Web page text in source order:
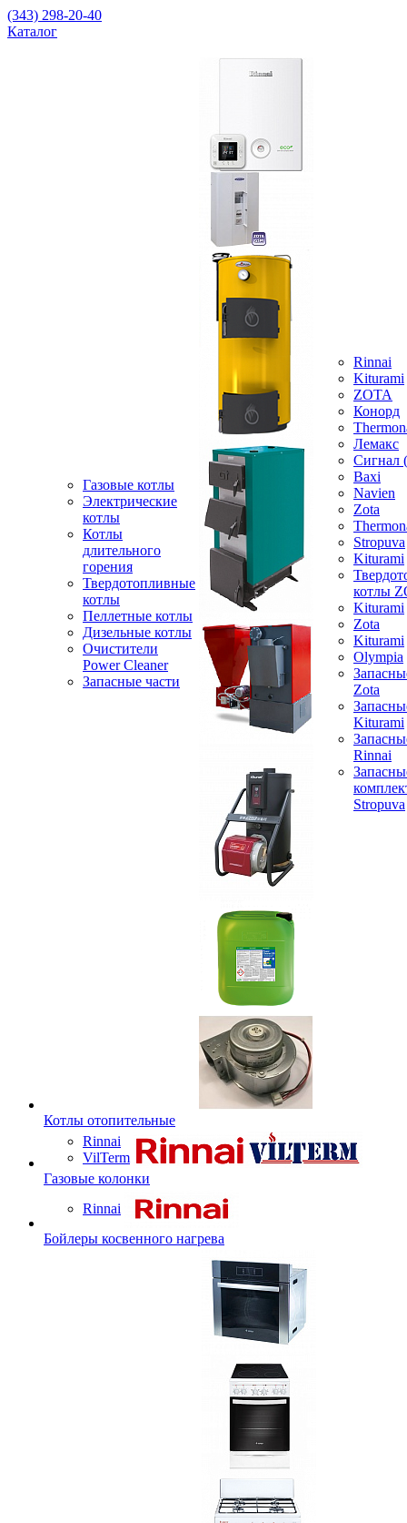
(343) 298-20-40
Каталог
Газовые котлы
Электрические
котлы
Котлы
длительного
горения
Твердотопливные
котлы
Пеллетные котлы
Дизельные котлы
Очистители
Power Cleaner
Запасные части
Rinnai
Kiturami
ZOTA
Конорд
Лемакс
Baxi
Navien
Zota
Stropuva
Kiturami
котлы
Kiturami
Zota
Kiturami
Olympia
Zota
Kiturami
Rinnai
Stropuva
Котлы отопительные
Rinnai
VilTerm
Газовые колонки
Rinnai
Бойлеры косвенного нагрева